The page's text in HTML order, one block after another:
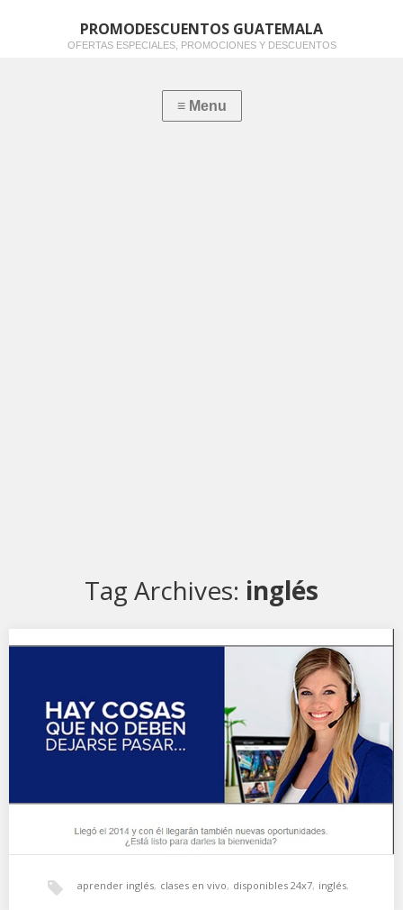
PROMODESCUENTOS GUATEMALA
OFERTAS ESPECIALES, PROMOCIONES Y DESCUENTOS
Tag Archives: inglés
aprender inglés, clases en vivo, disponibles 24x7, inglés,